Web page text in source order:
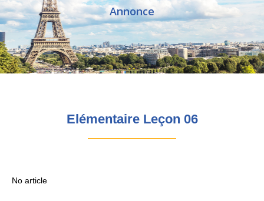
Annonce
Elémentaire Leçon 06
No article